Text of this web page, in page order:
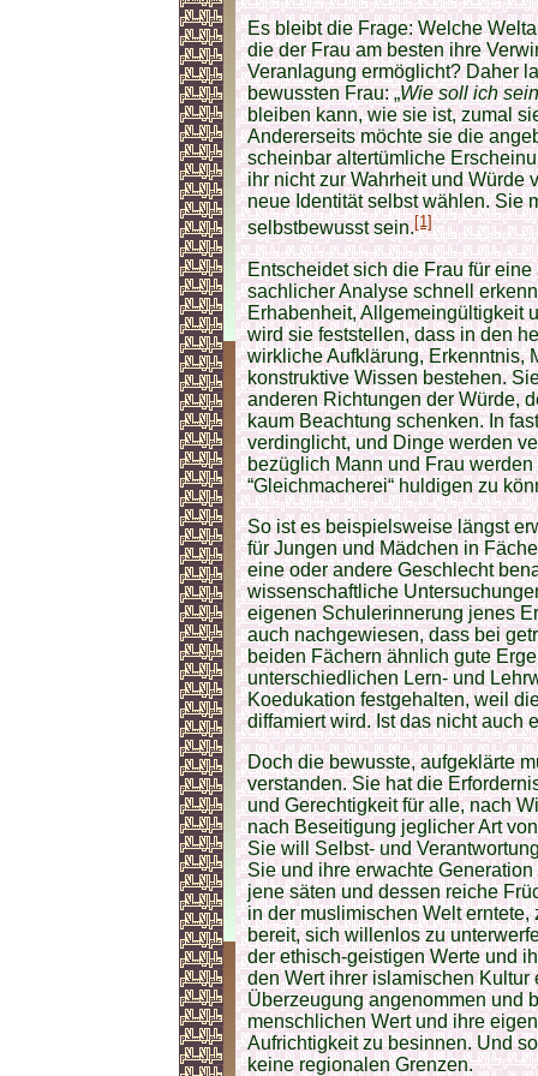
Es bleibt die Frage: Welche
die der Frau am besten ihre
Veranlagung ermöglicht? Daher
bewussten Frau: „Wie soll ich
bleiben kann, wie sie ist, zumal
Andererseits möchte sie die
scheinbar altertümliche
ihr nicht zur Wahrheit und Würde
neue Identität selbst wählen. Sie
selbstbewusst sein. [1]
Entscheidet sich die Frau für
sachlicher Analyse schnell
Erhabenheit, Allgemeingültigkeit
wird sie feststellen, dass in den
wirkliche Aufklärung, Erkenntnis,
konstruktive Wissen bestehen.
anderen Richtungen der Würde,
kaum Beachtung schenken. In
verdinglicht, und Dinge werden
bezüglich Mann und Frau werden
“Gleichmacherei“ huldigen zu
So ist es beispielsweise längst
für Jungen und Mädchen in
eine oder andere Geschlecht
wissenschaftliche
eigenen Schulerinnerung jenes
auch nachgewiesen, dass bei
beiden Fächern ähnlich gute
unterschiedlichen Lern- und
Koedukation festgehalten, weil
diffamiert wird. Ist das nicht auch
Doch die bewusste, aufgeklärte
verstanden. Sie hat die
und Gerechtigkeit für alle, nach
nach Beseitigung jeglicher Art
Sie will Selbst- und
Sie und ihre erwachte
jene säten und dessen reiche
in der muslimischen Welt
bereit, sich willenlos zu
der ethisch-geistigen Werte und
den Wert ihrer islamischen
Überzeugung angenommen und
menschlichen Wert und ihre
Aufrichtigkeit zu besinnen. Und
keine regionalen Grenzen.